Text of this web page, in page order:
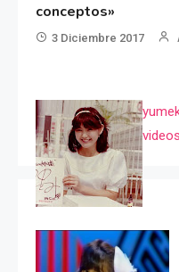
conceptos»
3 Diciembre 2017
videos